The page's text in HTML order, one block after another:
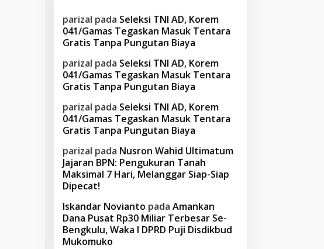
parizal pada Seleksi TNI AD, Korem
041/Gamas Tegaskan Masuk Tentara
Gratis Tanpa Pungutan Biaya
parizal pada Seleksi TNI AD, Korem
041/Gamas Tegaskan Masuk Tentara
Gratis Tanpa Pungutan Biaya
parizal pada Seleksi TNI AD, Korem
041/Gamas Tegaskan Masuk Tentara
Gratis Tanpa Pungutan Biaya
parizal pada Nusron Wahid Ultimatum
Jajaran BPN: Pengukuran Tanah
Maksimal 7 Hari, Melanggar Siap-Siap
Dipecat!
Iskandar Novianto pada Amankan
Dana Pusat Rp30 Miliar Terbesar Se-
Bengkulu, Waka I DPRD Puji Disdikbud
Mukomuko